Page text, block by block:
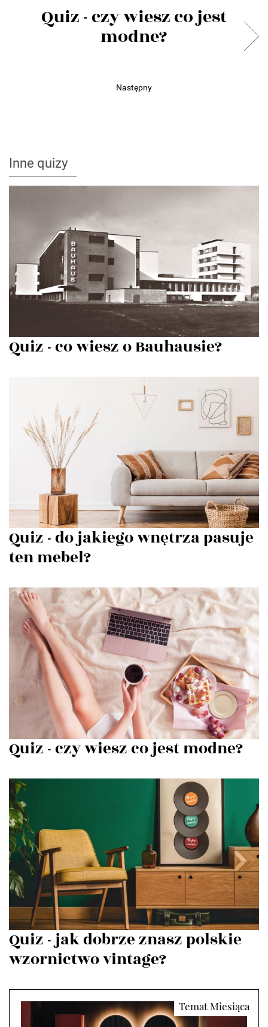
Quiz - czy wiesz co jest
modne?
Następny
Inne quizy
Quiz - co wiesz o Bauhausie?
Quiz - do jakiego wnętrza pasuje
ten mebel?
Quiz - czy wiesz co jest modne?
Quiz - jak dobrze znasz polskie
wzornictwo vintage?